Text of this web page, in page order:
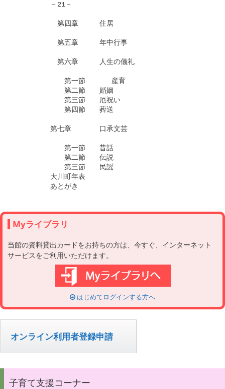
－21－
第四章　　　住居
第五章　　　年中行事
第六章　　　人生の儀礼
第一節	産育
第二節　　婚姻
第三節　　厄祝い
第四節　　葬送
第七章　　　　口承文芸
第一節　　昔話
第二節　　伝説
第三節　　民謡
大川町年表
Myライブラリ
当館の資料貸出カードをお持ちの方は、今すぐ、インターネット
サービスをご利用いただけます。
はじめてログインする方へ
オンライン利用者登録申請
子育て支援コーナー